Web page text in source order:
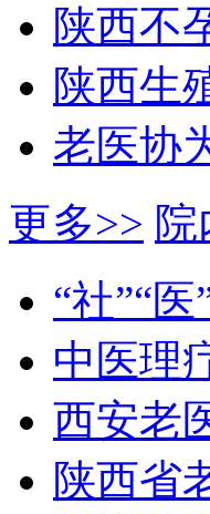
陕西不
陕西生
老医协
更多>> 院
“社”“
中医理
西安老
陕西省